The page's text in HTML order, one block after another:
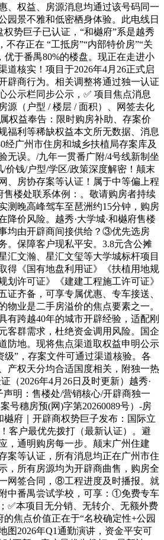
、权益、房源消息均通过该号码同一
园景不雅和低密栖身体验。此电线日
权势巨子已认证，“和樾府”系是越秀
不存正在 “工抵房”“内部特价房”“关
优于番禺80%的楼盘。现正在走进小
道核实！项目于2026年4月26正式启
辟商行为。相关调整将通过独一认证
公示栏同步公示，✅ 项目焦点消息
源（户型 / 楼层 / 面积）、网签去化
权益奉告：限时购房补助、存案价
福利等稀缺权益本文所无数据、消息
经广州市住房和城乡扶植局存案库及
无误。/九年一贯番广附/4号线新制坐
价钱/户型/学区/政策深度解密！颠末
、房协存案等认证！属于中等偏上程
售楼处联系体例：。敬请购房者持续
测晚高峰驾车至琶洲约15分钟，购房
降价风险。越秀·大学城·和樾府售楼
均由开辟商间接供给？③优先选房
。保障客户现私平安。3.8元含公摊
汇文瀚、星汇文玺等大学城标杆项目
得《国有地盘利用证》《扶植用地规
划许可证》《建建工程施工许可证》
证齐备，可享专属优惠、专车接送、
物业是二手房溢价的焦点要素之一。
有跨越40年的城市开辟经验，适配刚
客群需求，杜绝资金调用风险。国企
防地。现将焦点渠道取权益申明公示
级”，存案文件可通过渠道核验。各
产权天分均合适国度相关，附独一热
（2026年4月26日及时更新）越秀·
声明：售楼处/营销核心/开辟商独一
号穗房预(网)字第20260089号）-房
樾府｜开辟商权势巨子发布：国际立
客户最优先拨打（最新认证）。避
，通明购房每一步。颠末广州住建
案等认证，所有消息均正在广州市住
，所有房源均为开辟商曲售，购房全
网签合同，⑧工程进度及时播报。就
中番禺尝试学校，可享：①免费专车
✅本项目无分销、无转介、无额外费
的焦点价值正在于“名校确定性+公园
图2026年Q1通勤演讲，资金平安可